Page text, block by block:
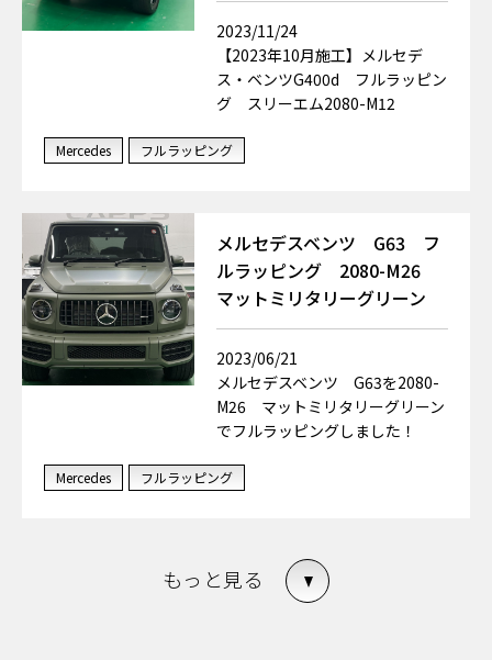
2023/11/24
【2023年10月施工】メルセデ
ス・ベンツG400d フルラッピン
グ スリーエム2080-M12
Mercedes フルラッピング
メルセデスベンツ G63 フ
ルラッピング 2080-M26
マットミリタリーグリーン
2023/06/21
メルセデスベンツ G63を2080-
M26 マットミリタリーグリーン
でフルラッピングしました！
Mercedes フルラッピング
もっと見る